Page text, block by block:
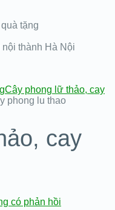
tặng
thành Hà Nội
Cây phong lữ thảo, cay
phong lu thao
cay
có phản hồi